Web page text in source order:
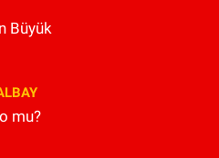
Büyük
mu?